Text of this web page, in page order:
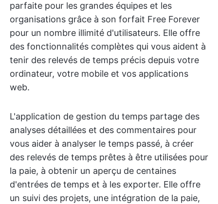
parfaite pour les grandes équipes et les
organisations grâce à son forfait Free Forever
pour un nombre illimité d'utilisateurs. Elle offre
des fonctionnalités complètes qui vous aident à
tenir des relevés de temps précis depuis votre
ordinateur, votre mobile et vos applications
web.
L'application de gestion du temps partage des
analyses détaillées et des commentaires pour
vous aider à analyser le temps passé, à créer
des relevés de temps prêtes à être utilisées pour
la paie, à obtenir un aperçu de centaines
d'entrées de temps et à les exporter. Elle offre
un suivi des projets, une intégration de la paie,